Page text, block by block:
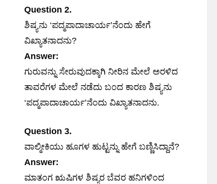
Question 2.
ಶಿಷ್ಯನು ‘ಪದ್ಮಪಾದಾಚಾರ್ಯ’ನೆಂದು ಹೇಗೆ
ವಿಖ್ಯಾತನಾದನು?
Answer:
ಗುರುವನ್ನು ಸೇರುವುದಕ್ಕಾಗಿ ನೀರಿನ ಮೇಲೆ ಅರಳಿದ
ತಾವರೆಗಳ ಮೇಲೆ ನಡೆದು ಬಂದ ಕಾರಣ ಶಿಷ್ಯನು
‘ಪದ್ಮಪಾದಾಚಾರ್ಯ’ನೆಂದು ವಿಖ್ಯಾತನಾದನು.
Question 3.
ವಾಲ್ಮೀಕಿಯು ಹೂಗಳ ಹುಟ್ಟನ್ನು ಹೇಗೆ ಬಣ್ಣಿಸಿದ್ದಾನೆ?
Answer:
ಮಾತಂಗ ಋಷಿಗಳ ಶಿಷ್ಯರ ಬೆವರ ಹನಿಗಳಿಂದ